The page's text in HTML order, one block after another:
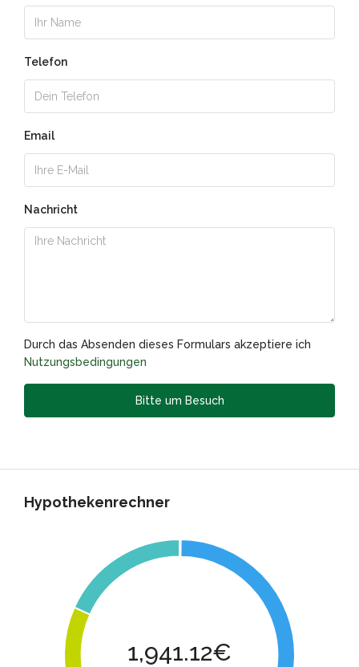
Telefon
Email
Nachricht
Durch das Absenden dieses Formulars akzeptiere ich
Nutzungsbedingungen
Bitte um Besuch
Hypothekenrechner
1,941.12€